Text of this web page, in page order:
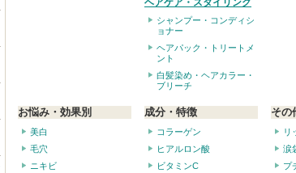
ヘアケア・スタイリング
シャンプー・コンディシ
ョナー
ヘアパック・トリートメ
ント
白髪染め・ヘアカラー・
ブリーチ
お悩み・効果別
美白
毛穴
ニキビ
成分・特徴
コラーゲン
ヒアルロン酸
ビタミンC
その
リ
涙
プ